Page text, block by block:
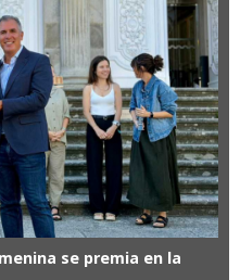
se premia en la